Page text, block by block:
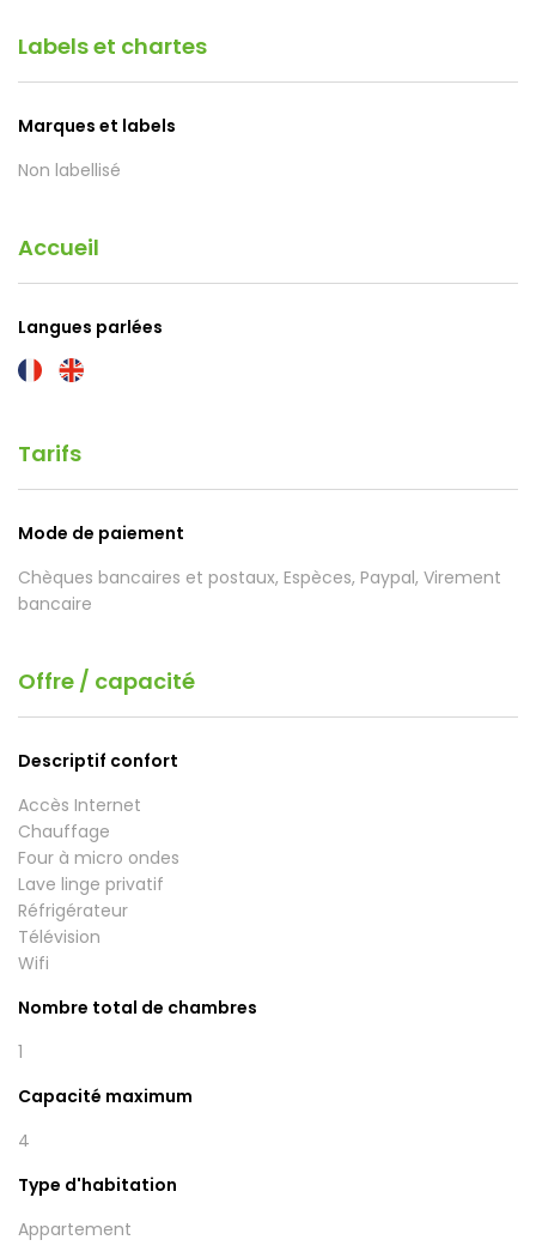
Labels et chartes
Marques et labels
Non labellisé
Accueil
Langues parlées
Tarifs
Mode de paiement
Chèques bancaires et postaux, Espèces, Paypal, Virement
bancaire
Offre / capacité
Descriptif confort
Accès Internet
Chauffage
Four à micro ondes
Lave linge privatif
Réfrigérateur
Télévision
Wifi
Nombre total de chambres
1
Capacité maximum
4
Type d'habitation
Appartement